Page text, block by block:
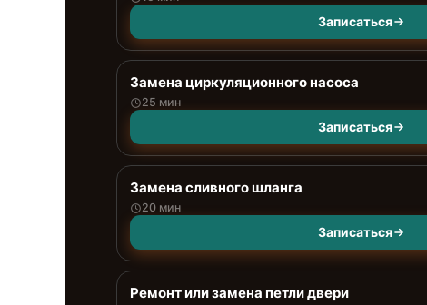
Записаться
Замена циркуляционного насоса
25 мин
Записаться
Замена сливного шланга
20 мин
Записаться
Ремонт или замена петли двери